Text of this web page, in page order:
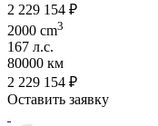
2 229 154 ₽
2000 cm3
167 л.с.
80000 км
2 229 154 ₽
Оставить заявку